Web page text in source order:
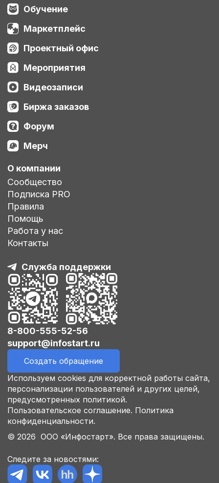
Обучение
Маркетплейс
Проектный офис
Мероприятия
Видеозаписи
Биржа заказов
Форум
Мерч
О компании
Сообщество
Подписка PRO
Правила
Помощь
Работа у нас
Контакты
Служба поддержки
8-800-555-52-56
support@infostart.ru
Создать обращение
Используем cookies для корректной работы сайта,
персонализации пользователей и других целей,
предусмотренных политикой.
Пользовательское соглашение. Политика
конфиденциальности.
© 2026 ООО «Инфостарт». Все права защищены.
Следите за новостями: